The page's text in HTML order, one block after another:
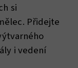
si
Přidejte
i vedení